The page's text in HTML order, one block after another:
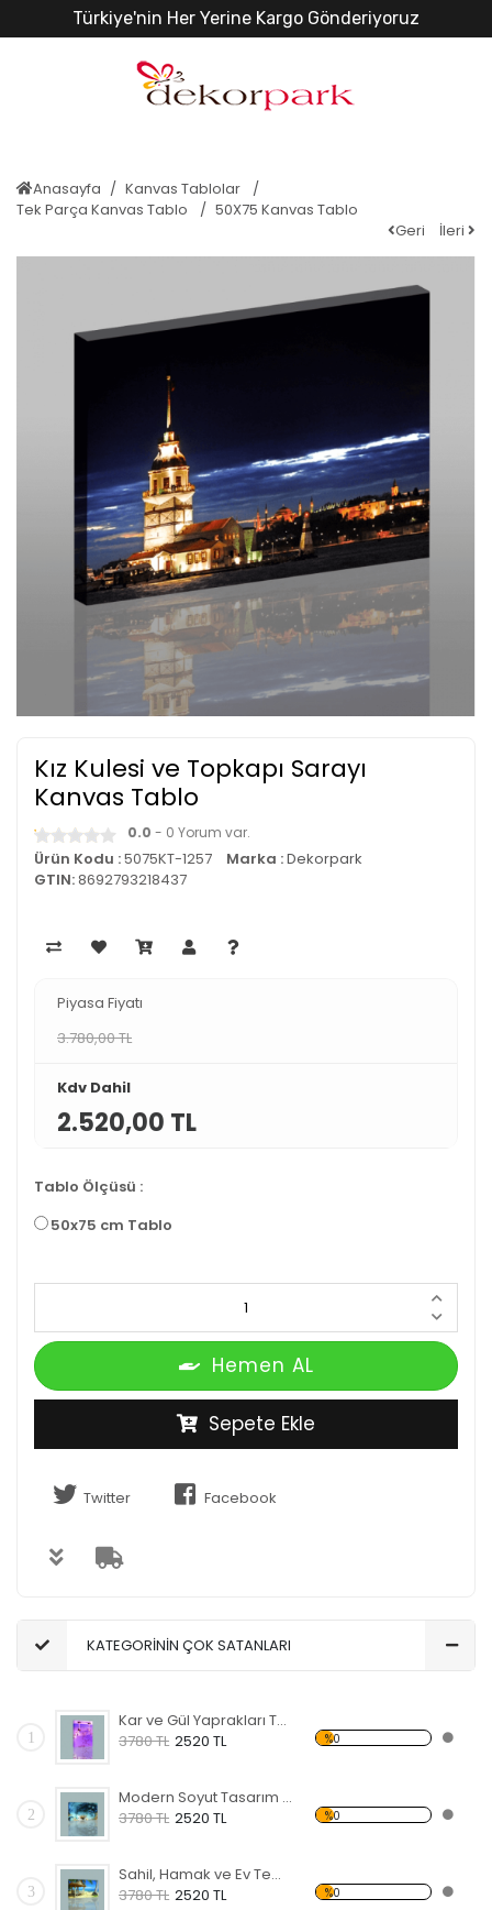
Türkiye'nin Her Yerine Kargo Gönderiyoruz
Anasayfa
Kanvas Tablolar
Tek Parça Kanvas Tablo
50X75 Kanvas Tablo
Geri
İleri
Kız Kulesi ve Topkapı Sarayı
Kanvas Tablo
0.0 - 0 Yorum var.
Ürün Kodu :5075KT-1257 Marka :Dekorpark
GTIN:8692793218437
Piyasa Fiyatı
3.780,00 TL
Kdv Dahil
2.520,00 TL
Tablo Ölçüsü :
50x75 cm Tablo
Hemen AL
Sepete Ekle
Twitter Facebook
KATEGORİNİN ÇOK SATANLARI
1
Kar ve Gül Yaprakları Temalı Kanvas Tablo
3780 TL 2520 TL %0
2
Modern Soyut Tasarım 28 Kanvas Tablo
3780 TL 2520 TL %0
3
Sahil, Hamak ve Ev Temalı Kanvas Tablo
3780 TL 2520 TL %0